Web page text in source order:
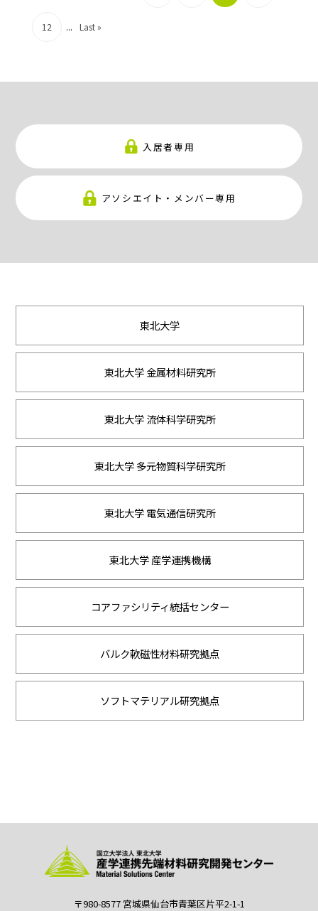
12 ... Last »
入居者専用
アソシエイト・メンバー専用
東北大学
東北大学 金属材料研究所
東北大学 流体科学研究所
東北大学 多元物質科学研究所
東北大学 電気通信研究所
東北大学 産学連携機構
コアファシリティ統括センター
バルク軟磁性材料研究拠点
ソフトマテリアル研究拠点
〒980-8577 宮城県仙台市青葉区片平2-1-1